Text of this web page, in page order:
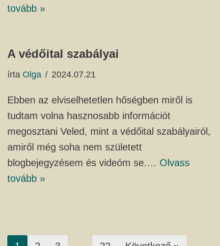
tovább »
A védőital szabályai
írta Olga 2024.07.21
Ebben az elviselhetetlen hőségben miről is
tudtam volna hasznosabb információt
megosztani Veled, mint a védőital szabályairól,
amiről még soha nem született
blogbejegyzésem és videóm se.… Olvass
tovább »